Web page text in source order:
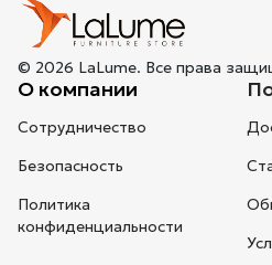
© 2026 LaLume. Все права
О компании
Сотрудничество
Безопасность
Политика
конфиденциальности